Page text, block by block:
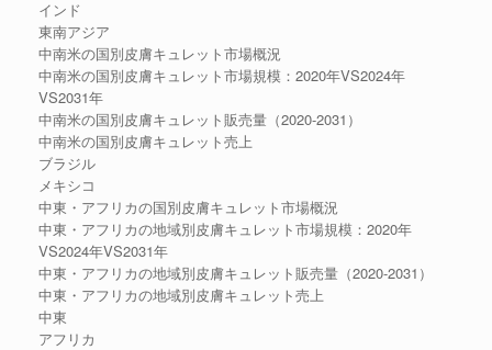
インド
東南アジア
中南米の国別皮膚キュレット市場概況
中南米の国別皮膚キュレット市場規模：2020年VS2024年
VS2031年
中南米の国別皮膚キュレット販売量（2020-2031）
中南米の国別皮膚キュレット売上
ブラジル
メキシコ
中東・アフリカの国別皮膚キュレット市場概況
中東・アフリカの地域別皮膚キュレット市場規模：2020年
VS2024年VS2031年
中東・アフリカの地域別皮膚キュレット販売量（2020-2031）
中東・アフリカの地域別皮膚キュレット売上
中東
アフリカ